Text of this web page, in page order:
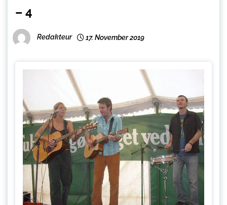
– 4
Redakteur 17. November 2019